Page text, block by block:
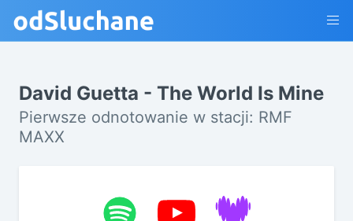
David Guetta - The World Is Mine
Pierwsze odnotowanie w stacji: RMF
MAXX